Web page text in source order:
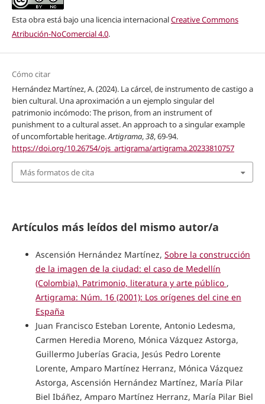
Esta obra está bajo una licencia internacionalCreative Commons
Atribución-NoComercial 4.0.
Cómo citar
Hernández Martínez, A. (2024). La cárcel, de instrumento de castigo a
bien cultural. Una aproximación a un ejemplo singular del
patrimonio incómodo: The prison, from an instrument of
punishment to a cultural asset. An approach to a singular example
of uncomfortable heritage.Artigrama,38, 69-94.
https://doi.org/10.26754/ojs_artigrama/artigrama.20233810757
Más formatos de cita
Artículos más leídos del mismo autor/a
Ascensión Hernández Martínez, Sobre la construcción
de la imagen de la ciudad: el caso de Medellín
(Colombia). Patrimonio, literatura y arte público ,
Artigrama: Núm. 16 (2001): Los orígenes del cine en
España
Juan Francisco Esteban Lorente, Antonio Ledesma,
Carmen Heredia Moreno, Mónica Vázquez Astorga,
Guillermo Juberías Gracia, Jesús Pedro Lorente
Lorente, Amparo Martínez Herranz, Mónica Vázquez
Astorga, Ascensión Hernández Martínez, María Pilar
Biel Ibáñez, Amparo Martínez Herranz, María Pilar Biel